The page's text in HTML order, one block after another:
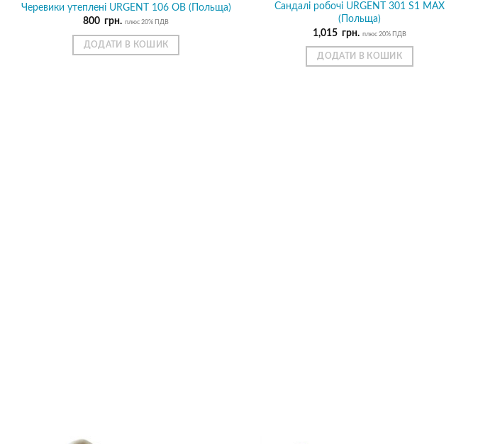
Черевики утеплені URGENT 106 ОВ (Польща)
800 грн. плюс 20% ПДВ
ДОДАТИ В КОШИК
Сандалі робочі URGENT 301 S1 MAX
(Польща)
1,015 грн. плюс 20% ПДВ
ДОДАТИ В КОШИК